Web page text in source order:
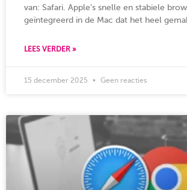
van: Safari. Apple’s snelle en stabiele
geïntegreerd in de Mac dat het heel
LEES VERDER »
15 december 2025 Geen reacties